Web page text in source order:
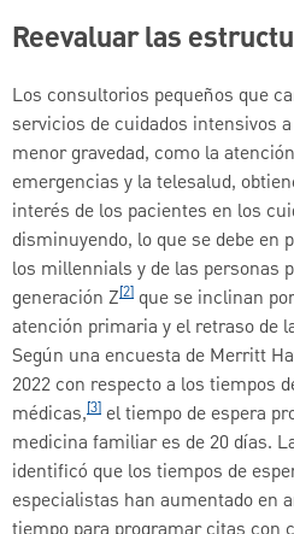
Reevaluar las
Los consultorios pequeños que
servicios de cuidados intensivos
menor gravedad, como la
emergencias y la telesalud,
interés de los pacientes en los
disminuyendo, lo que se debe en
los millennials y de las personas
generación Z[2] que se inclinan
atención primaria y el retraso de
Según una encuesta de Merritt
2022 con respecto a los tiempos
médicas,[3] el tiempo de espera
medicina familiar es de 20 días.
identificó que los tiempos de
especialistas han aumentado en